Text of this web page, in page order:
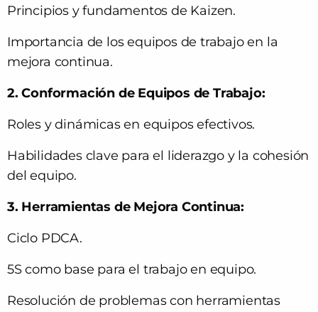
Principios y fundamentos de Kaizen.
Importancia de los equipos de trabajo en la
mejora continua.
2. Conformación de Equipos de Trabajo:
Roles y dinámicas en equipos efectivos.
Habilidades clave para el liderazgo y la cohesión
del equipo.
3. Herramientas de Mejora Continua:
Ciclo PDCA.
5S como base para el trabajo en equipo.
Resolución de problemas con herramientas